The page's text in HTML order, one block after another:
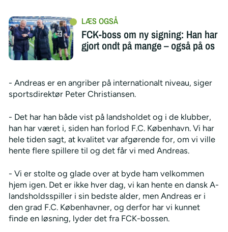
FCK-boss om ny signing: Han har
gjort ondt på mange – også på os
- Andreas er en angriber på internationalt niveau, siger
sportsdirektør Peter Christiansen.
- Det har han både vist på landsholdet og i de klubber,
han har været i, siden han forlod F.C. København. Vi har
hele tiden sagt, at kvalitet var afgørende for, om vi ville
hente flere spillere til og det får vi med Andreas.
- Vi er stolte og glade over at byde ham velkommen
hjem igen. Det er ikke hver dag, vi kan hente en dansk A-
landsholdsspiller i sin bedste alder, men Andreas er i
den grad F.C. Københavner, og derfor har vi kunnet
finde en løsning, lyder det fra FCK-bossen.